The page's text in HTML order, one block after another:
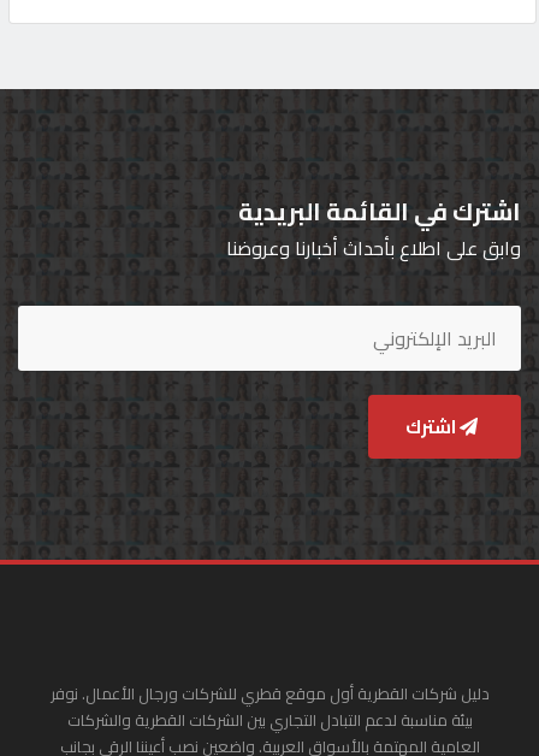
اشترك في القائمة البريدية
وابق على اطلاع بأحداث أخبارنا وعروضنا
اشترك
دليل شركات القطرية أول موقع قطري للشركات ورجال الأعمال. نوفر
بيئة مناسبة لدعم التبادل التجاري بين الشركات القطرية والشركات
العامية المهتمة بالأسواق العربية. واضعين نصب أعيننا الرقي بجانب